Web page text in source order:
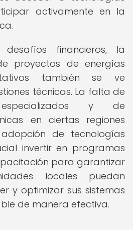
activamente en la
financieros, la
proyectos de energías
también se ve
técnicas. La falta de
especializados y de
en ciertas regiones
de tecnologías
invertir en programas
para garantizar
locales puedan
y optimizar sus sistemas
de manera efectiva.